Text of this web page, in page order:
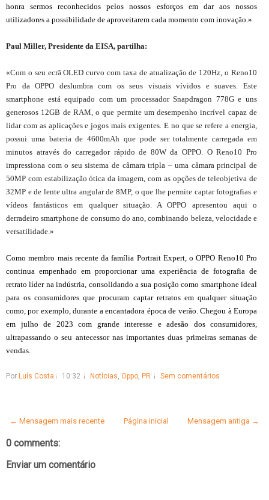
honra sermos reconhecidos pelos nossos esforços em dar aos nossos
utilizadores a possibilidade de aproveitarem cada momento com inovação.»
Paul Miller, Presidente da EISA, partilha:
«Com o seu ecrã OLED curvo com taxa de atualização de 120Hz, o Reno10
Pro da OPPO deslumbra com os seus visuais vívidos e suaves. Este
smartphone está equipado com um processador Snapdragon 778G e uns
generosos 12GB de RAM, o que permite um desempenho incrível capaz de
lidar com as aplicações e jogos mais exigentes. E no que se refere a energia,
possui uma bateria de 4600mAh que pode ser totalmente carregada em
minutos através do carregador rápido de 80W da OPPO. O Reno10 Pro
impressiona com o seu sistema de câmara tripla – uma câmara principal de
50MP com estabilização ótica da imagem, com as opções de teleobjetiva de
32MP e de lente ultra angular de 8MP, o que lhe permite captar fotografias e
vídeos fantásticos em qualquer situação. A OPPO apresentou aqui o
derradeiro smartphone de consumo do ano, combinando beleza, velocidade e
versatilidade.»
Como membro mais recente da família Portrait Expert, o OPPO Reno10 Pro
continua empenhado em proporcionar uma experiência de fotografia de
retrato líder na indústria, consolidando a sua posição como smartphone ideal
para os consumidores que procuram captar retratos em qualquer situação
como, por exemplo, durante a encantadora época de verão. Chegou à Europa
em julho de 2023 com grande interesse e adesão dos consumidores,
ultrapassando o seu antecessor nas importantes duas primeiras semanas de
vendas.
Por Luís Costa 10:32 Notícias, Oppo, PR Sem comentários
← Mensagem mais recente Mensagem antiga →
Página inicial
0 comments:
Enviar um comentário